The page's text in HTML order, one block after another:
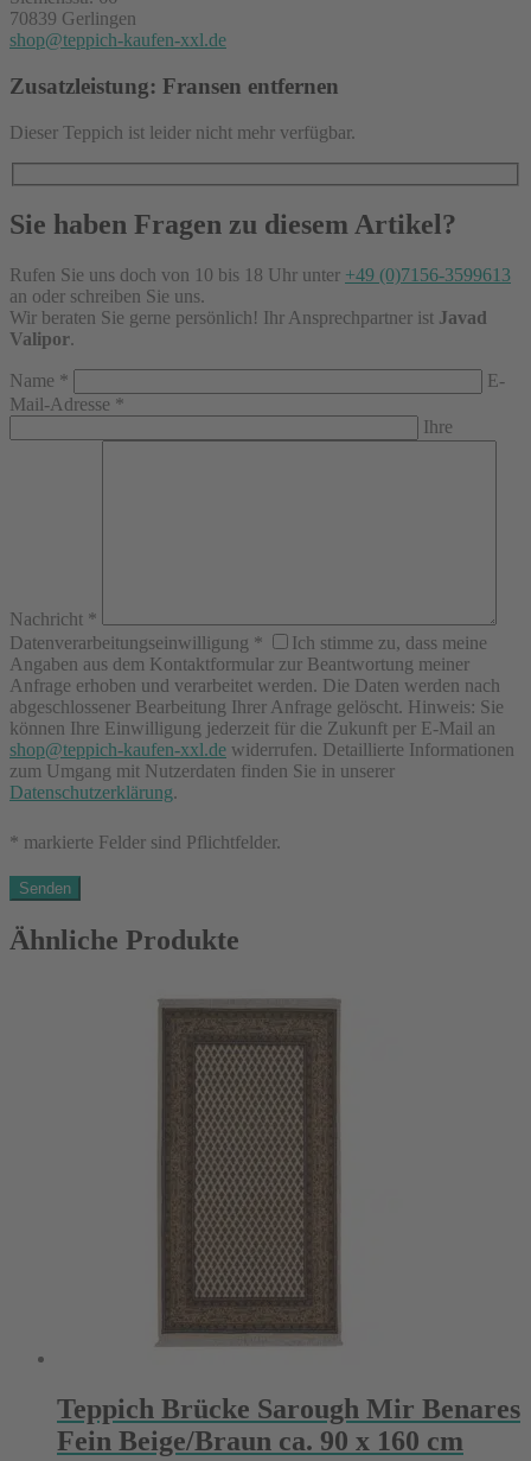
70839 Gerlingen
shop@teppich-kaufen-xxl.de
Zusatzleistung: Fransen entfernen
Dieser Teppich ist leider nicht mehr verfügbar.
Sie haben Fragen zu diesem Artikel?
Rufen Sie uns doch von 10 bis 18 Uhr unter +49 (0)7156-3599613
an oder schreiben Sie uns.
Wir beraten Sie gerne persönlich! Ihr Ansprechpartner ist Javad
Valipor.
Name *
E-
Mail-Adresse *
Ihre
Nachricht *
Datenverarbeitungseinwilligung *
Ich stimme zu, dass meine
Angaben aus dem Kontaktformular zur Beantwortung meiner
Anfrage erhoben und verarbeitet werden. Die Daten werden nach
abgeschlossener Bearbeitung Ihrer Anfrage gelöscht. Hinweis: Sie
können Ihre Einwilligung jederzeit für die Zukunft per E-Mail an
shop@teppich-kaufen-xxl.de widerrufen. Detaillierte Informationen
zum Umgang mit Nutzerdaten finden Sie in unserer
Datenschutzerklärung.
* markierte Felder sind Pflichtfelder.
Ähnliche Produkte
Teppich Brücke Sarough Mir Benares
Fein Beige/Braun ca. 90 x 160 cm